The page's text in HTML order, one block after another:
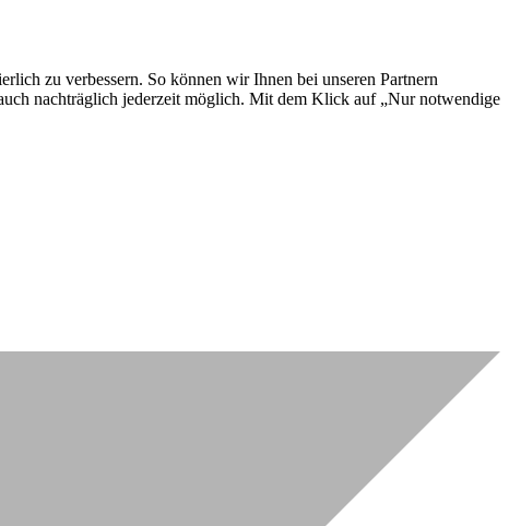
zu verbessern. So können wir Ihnen bei unseren Partnern
nachträglich jederzeit möglich. Mit dem Klick auf „Nur notwendige